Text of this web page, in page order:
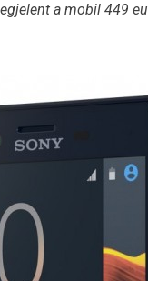
a mobil 449